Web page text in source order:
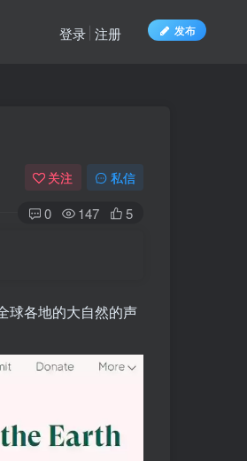
发布
登录 注册
关注 私信
0 147 5
球各地的大自然的声